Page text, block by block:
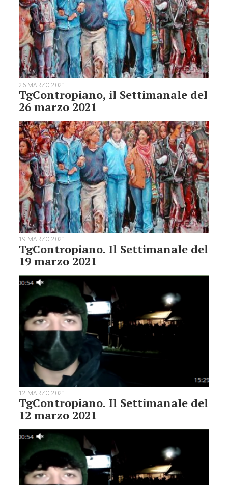
26 MARZO 2021
TgContropiano, il Settimanale del
26 marzo 2021
19 MARZO 2021
TgContropiano. Il Settimanale del
19 marzo 2021
12 MARZO 2021
TgContropiano. Il Settimanale del
12 marzo 2021